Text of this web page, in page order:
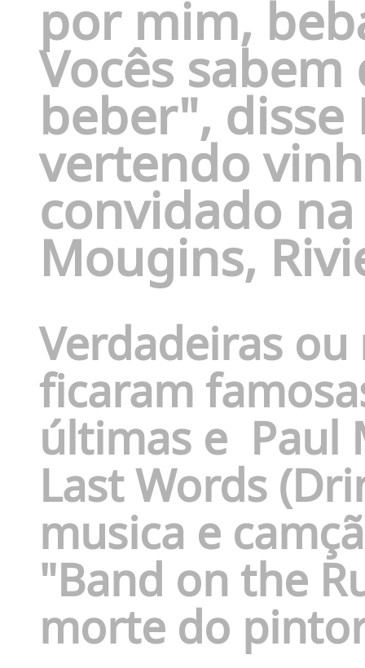
por mim,
Vocês
beber", disse
vertendo
convidado na
Mougins,
Verdadeiras
ficaram
últimas e Paul
Last Words
musica e
"Band on the
morte do